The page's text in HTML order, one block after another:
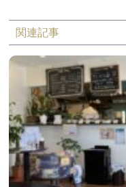
関連記事